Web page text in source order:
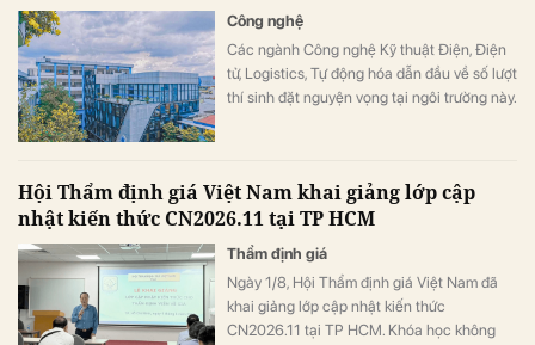
Công nghệ
Các ngành Công nghệ Kỹ thuật Điện, Điện
tử, Logistics, Tự động hóa dẫn đầu về số lượt
thí sinh đặt nguyện vọng tại ngôi trường này.
Hội Thẩm định giá Việt Nam khai giảng lớp cập
nhật kiến thức CN2026.11 tại TP HCM
Thẩm định giá
Ngày 1/8, Hội Thẩm định giá Việt Nam đã
khai giảng lớp cập nhật kiến thức
CN2026.11 tại TP HCM. Khóa học không